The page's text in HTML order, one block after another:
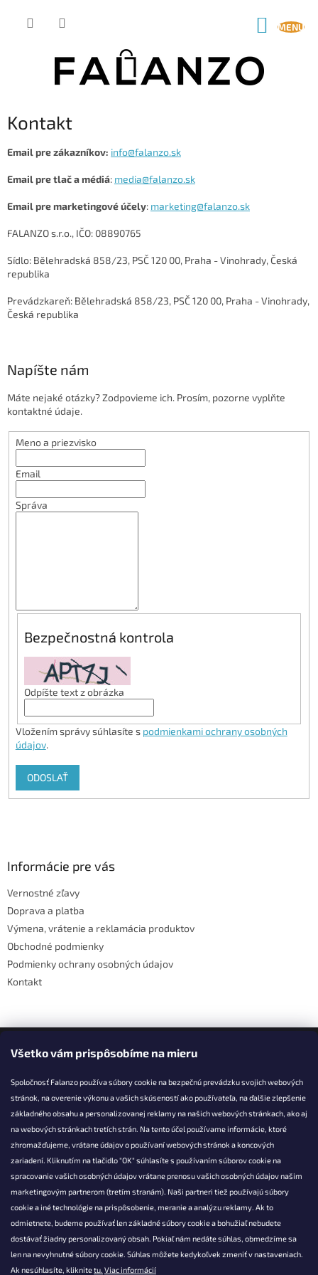
Všetko vám prispôsobíme na mieru
Spoločnosť Falanzo používa súbory cookie na bezpečnú prevádzku svojich webových
stránok, na overenie výkonu a vašich skúseností ako používateľa, na ďalšie zlepšenie
základného obsahu a personalizovanej reklamy na našich webových stránkach, ako aj
na webových stránkach tretích strán. Na tento účel používame informácie, ktoré
zhromažďujeme, vrátane údajov o používaní webových stránok a koncových
zariadení. Kliknutím na tlačidlo "OK" súhlasíte s používaním súborov cookie na
spracovanie vašich osobných údajov vrátane prenosu vašich osobných údajov našim
marketingovým partnerom (tretím stranám). Naši partneri tiež používajú súbory
cookie a iné technológie na prispôsobenie, meranie a analýzu reklamy. Ak to
odmietnete, budeme používať len základné súbory cookie a bohužiaľ nebudete
dostávať žiadny personalizovaný obsah. Pokiaľ nám nedáte súhlas, obmedzíme sa
len na nevyhnutné súbory cookie. Súhlas môžete kedykoľvek zmeniť v nastaveniach.
Ak nesúhlasíte, kliknitetu. Viac informácií
Kontakt
Email pre zákazníkov: info@falanzo.sk
Email pre tlač a médiá: media@falanzo.sk
Email pre marketingové účely: marketing@falanzo.sk
FALANZO s.r.o., IČO: 08890765
Sídlo: Bělehradská 858/23, PSČ 120 00, Praha - Vinohrady, Česká
republika
Prevádzkareň: Bělehradská 858/23, PSČ 120 00, Praha - Vinohrady,
Česká republika
Napíšte nám
Máte nejaké otázky? Zodpovieme ich. Prosím, pozorne vyplňte
kontaktné údaje.
Meno a priezvisko
Email
Správa
Bezpečnostná kontrola
Odpíšte text z obrázka
Vložením správy súhlasíte s podmienkami ochrany osobných
údajov.
ODOSLAŤ
Informácie pre vás
Vernostné zľavy
Doprava a platba
Výmena, vrátenie a reklamácia produktov
Obchodné podmienky
Podmienky ochrany osobných údajov
Kontakt
Facebook
KONTAKT
info@falanzo.sk
Falanzo.sk
FalanzoSK